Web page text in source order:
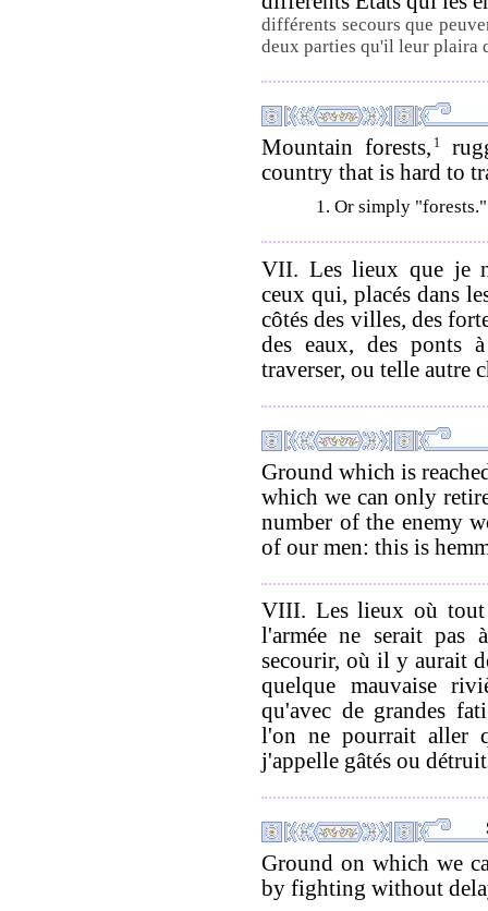
différents secours que
deux parties qu'il leur plaira
Mountain forests, 1
country that is hard to
1. Or simply "forests."
VII. Les lieux que je
ceux qui, placés dans
côtés des villes, des
des eaux, des ponts à
traverser, ou telle autre
Ground which is
which we can only
number of the enemy
of our men: this is
VIII. Les lieux où tout
l'armée ne serait
secourir, où il y aurait
quelque mauvaise
qu'avec de grandes
l'on ne pourrait aller
j'appelle gâtés ou
Ground on which we
by fighting without